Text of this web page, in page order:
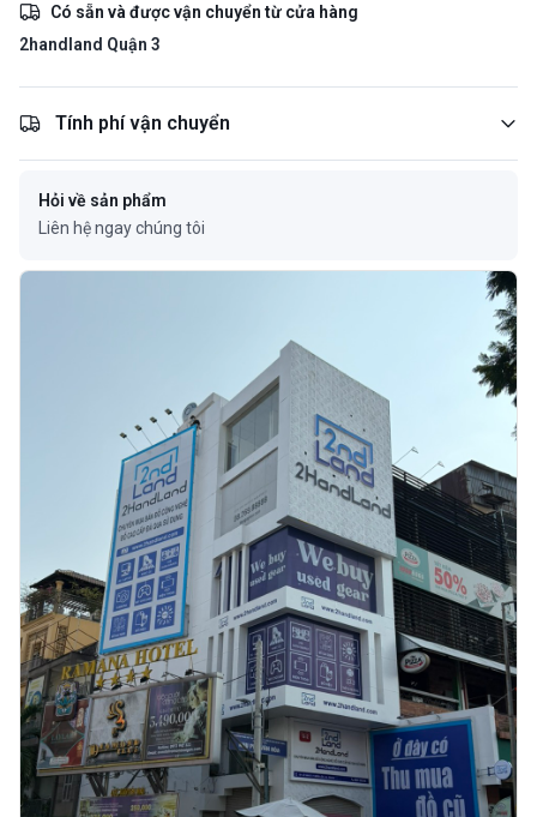
Có sẵn và được vận chuyển từ cửa hàng
2handland Quận 3
Tính phí vận chuyển
Hỏi về sản phẩm
Liên hệ ngay chúng tôi